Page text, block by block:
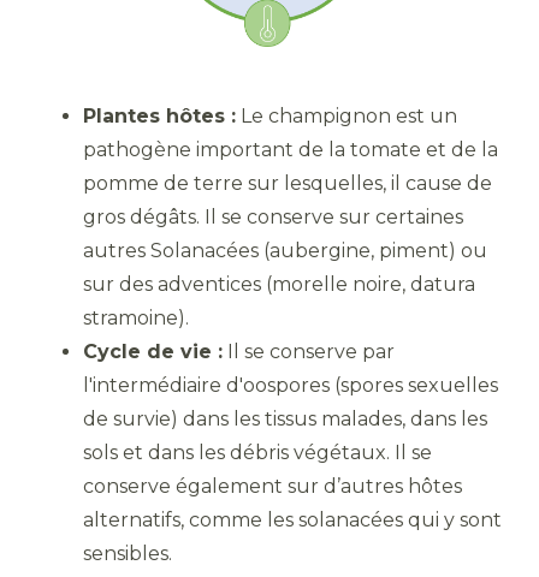
Plantes hôtes : Le champignon est un
pathogène important de la tomate et de la
pomme de terre sur lesquelles, il cause de
gros dégâts. Il se conserve sur certaines
autres Solanacées (aubergine, piment) ou
sur des adventices (morelle noire, datura
stramoine).
Cycle de vie : Il se conserve par
l'intermédiaire d'oospores (spores sexuelles
de survie) dans les tissus malades, dans les
sols et dans les débris végétaux. Il se
conserve également sur d’autres hôtes
alternatifs, comme les solanacées qui y sont
sensibles.